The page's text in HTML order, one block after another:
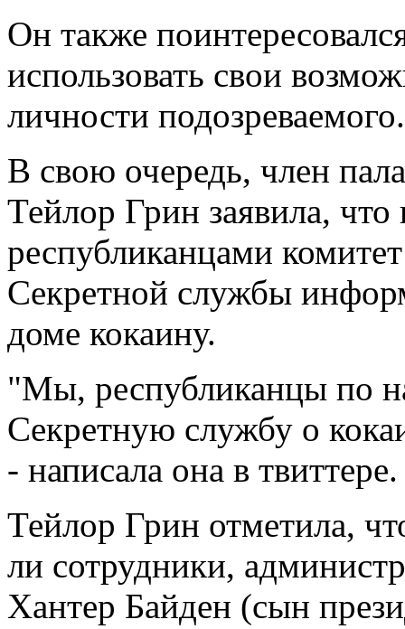
Он также
использовать свои
личности подозреваемого.
В свою очередь, член
Тейлор Грин заявила,
республиканцами
Секретной службы
доме кокаину.
"Мы, республиканцы по
Секретную службу о
- написала она в твиттере.
Тейлор Грин отметила,
ли сотрудники,
Хантер Байден (сын